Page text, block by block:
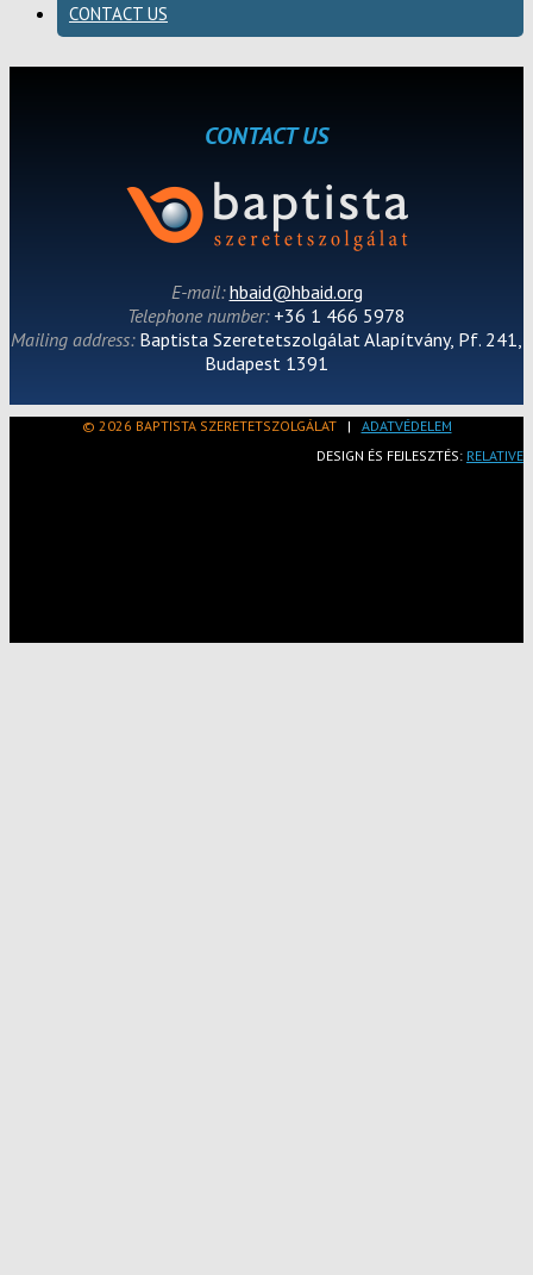
CONTACT US
CONTACT US
E-mail:hbaid@hbaid.org
Telephone number: +36 1 466 5978
Mailing address: Baptista Szeretetszolgálat Alapítvány, Pf. 241,
Budapest 1391
© 2026 BAPTISTA SZERETETSZOLGÁLAT| ADATVÉDELEM
DESIGN ÉS FEJLESZTÉS: RELATIVE